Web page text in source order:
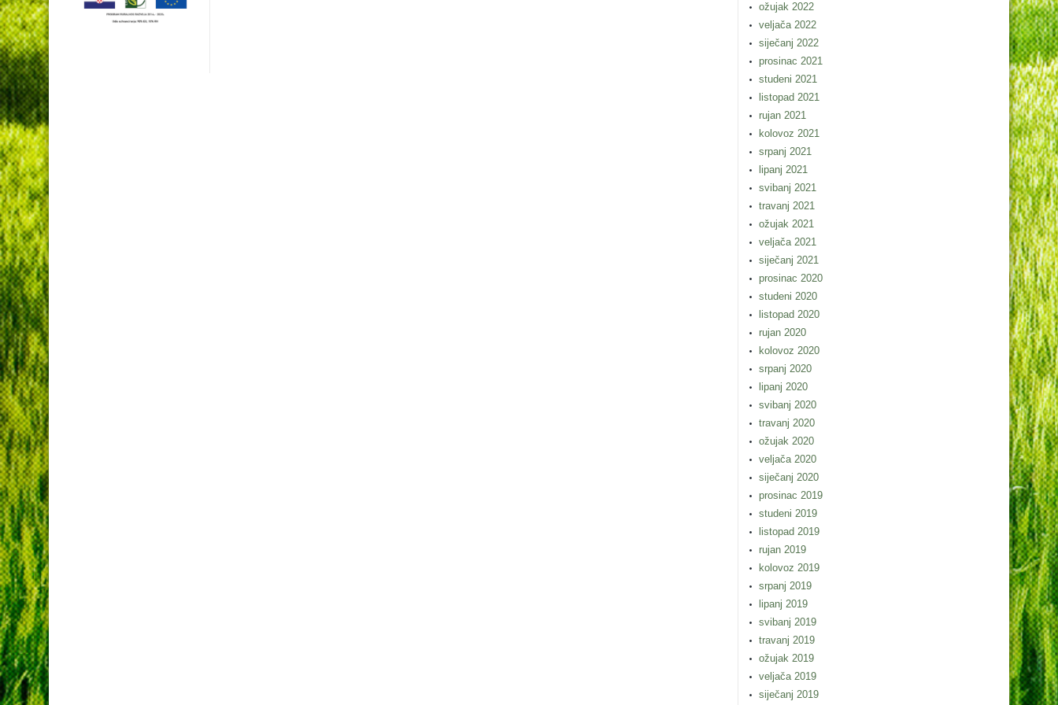
ožujak 2022
veljača 2022
siječanj 2022
prosinac 2021
studeni 2021
listopad 2021
rujan 2021
kolovoz 2021
srpanj 2021
lipanj 2021
svibanj 2021
travanj 2021
ožujak 2021
veljača 2021
siječanj 2021
prosinac 2020
studeni 2020
listopad 2020
rujan 2020
kolovoz 2020
srpanj 2020
lipanj 2020
svibanj 2020
travanj 2020
ožujak 2020
veljača 2020
siječanj 2020
prosinac 2019
studeni 2019
listopad 2019
rujan 2019
kolovoz 2019
srpanj 2019
lipanj 2019
svibanj 2019
travanj 2019
ožujak 2019
veljača 2019
siječanj 2019